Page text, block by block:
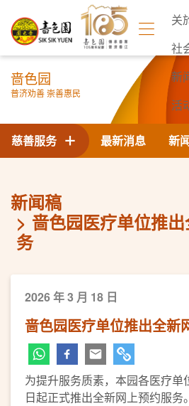
关
社
新
活
联
啬色园
普济劝善 崇善惠民
最新消息 新
慈善服务
新闻稿
啬色园医疗单位推
务
2026 年 3 月 18 日
啬色园医疗单位推出全新
为提升服务质素，本园各医疗单
日起正式推出全新网上预约服务。